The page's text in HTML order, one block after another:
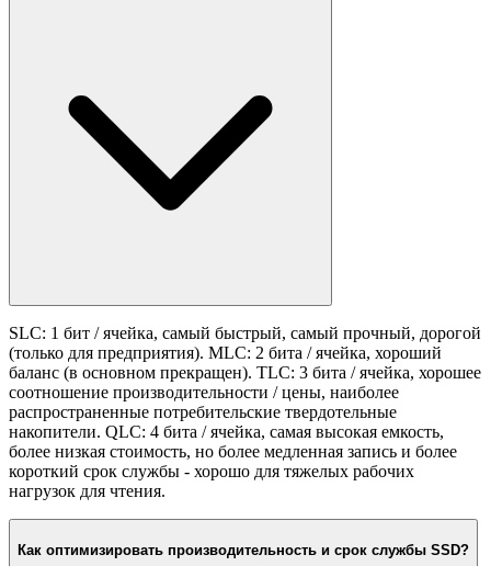
SLC: 1 бит / ячейка, самый быстрый, самый прочный, дорогой
(только для предприятия). MLC: 2 бита / ячейка, хороший
баланс (в основном прекращен). TLC: 3 бита / ячейка, хорошее
соотношение производительности / цены, наиболее
распространенные потребительские твердотельные
накопители. QLC: 4 бита / ячейка, самая высокая емкость,
более низкая стоимость, но более медленная запись и более
короткий срок службы - хорошо для тяжелых рабочих
нагрузок для чтения.
Как оптимизировать производительность и срок службы SSD?